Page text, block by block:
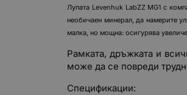
Лупата Levenhuk LabZZ MG1 с
необичаен минерал, да намерите
малка, но мощна: осигурява
Рамката, дръжката и
може да се повреди
Спецификации: